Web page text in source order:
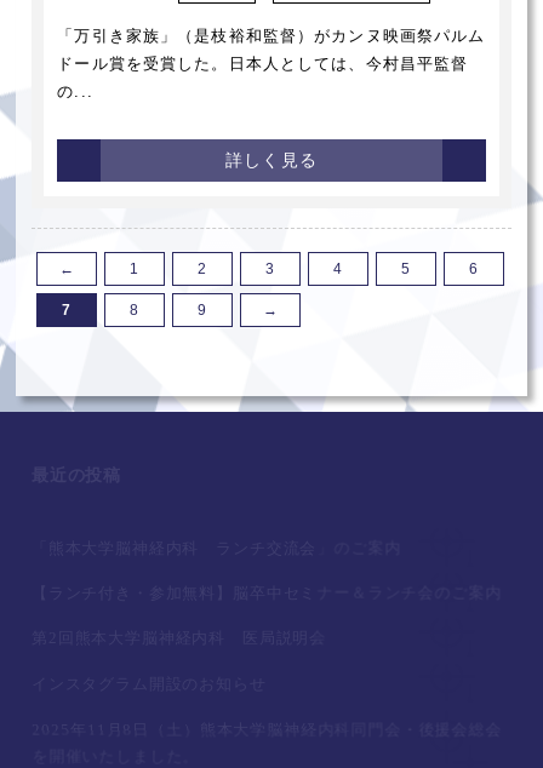
「万引き家族」（是枝裕和監督）がカンヌ映画祭パルム
ドール賞を受賞した。日本人としては、今村昌平監督
の...
詳しく見る
← 1 2 3 4 5 6
7 8 9 →